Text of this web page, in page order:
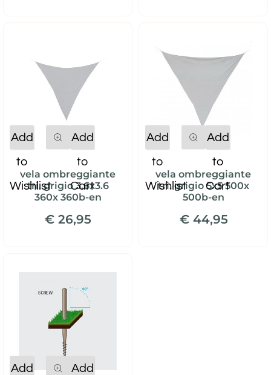
Add
to
Wishlist
Add
to
Cart
vela ombreggiante
tri. grigio 3.6x3.6
360x 360b-en
€ 26,95
Add
to
Wishlist
Add
to
Cart
vela ombreggiante
tri. grigio 5x5 500x
500b-en
€ 44,95
Add
Add